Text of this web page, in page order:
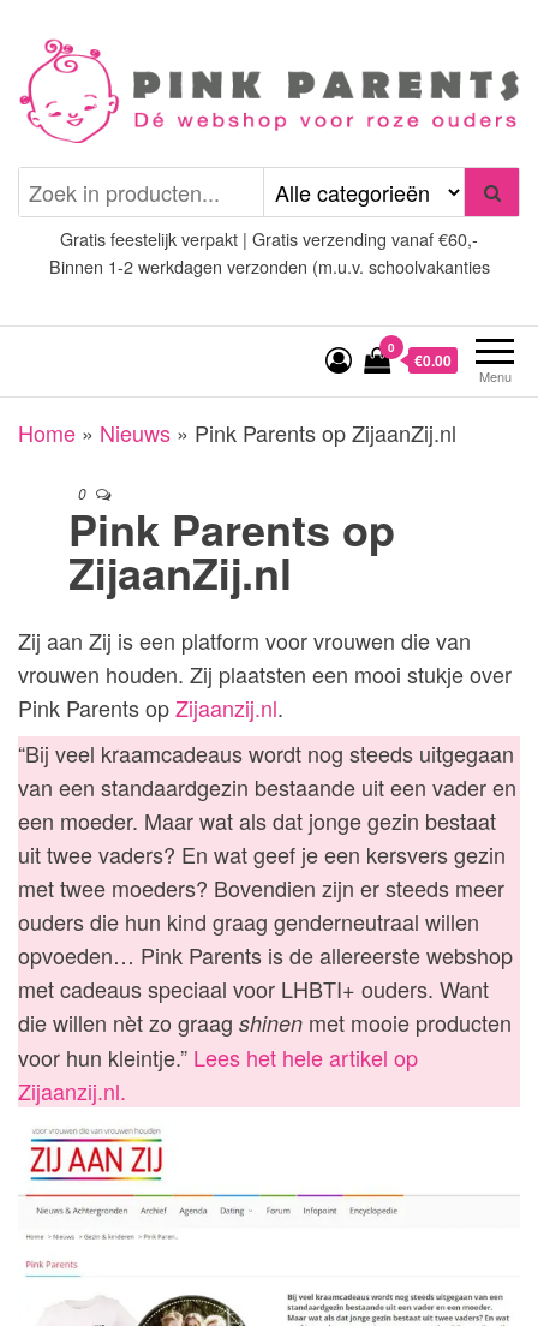
inhoud
Pink Parents
(wens)ouders
Gratis feestelijk verpakt | Gratis verzending vanaf €60,-
Binnen 1-2 werkdagen verzonden (m.u.v. schoolvakanties
Menu
0
€0.00
Home » Nieuws » Pink Parents op ZijaanZij.nl
0
Pink Parents op
ZijaanZij.nl
Zij aan Zij is een platform voor vrouwen die van
vrouwen houden. Zij plaatsten een mooi stukje over
Pink Parents opZijaanzij.nl.
“Bij veel kraamcadeaus wordt nog steeds uitgegaan
van een standaardgezin bestaande uit een vader en
een moeder. Maar wat als dat jonge gezin bestaat
uit twee vaders? En wat geef je een kersvers gezin
met twee moeders? Bovendien zijn er steeds meer
ouders die hun kind graag genderneutraal willen
opvoeden… Pink Parents is de allereerste webshop
met cadeaus speciaal voor LHBTI+ ouders. Want
die willen nèt zo graag shinen met mooie producten
voor hun kleintje.” Lees het hele artikel op
Zijaanzij.nl.